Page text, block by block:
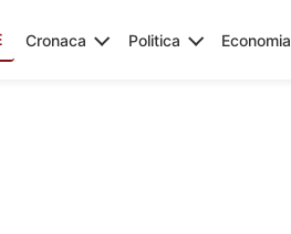
Cronaca Politica Economia